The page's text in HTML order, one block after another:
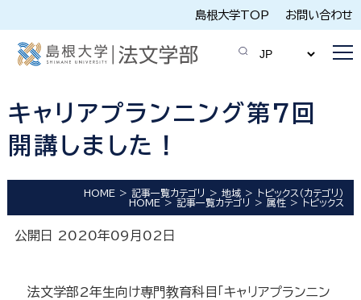
島根大学TOP お問い合わせ
キャリアプランニング第7回
開講しました！
HOME 記事一覧カテゴリ 地域
トピックス（カテゴリ）
HOME
記事一覧カテゴリ 属性 トピックス
公開日 2020年09月02日
法文学部2年生向け専門教育科目「キャリアプランニン